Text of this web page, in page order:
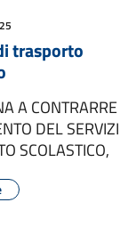
trasporto
A
DEL
SCOLASTICO,